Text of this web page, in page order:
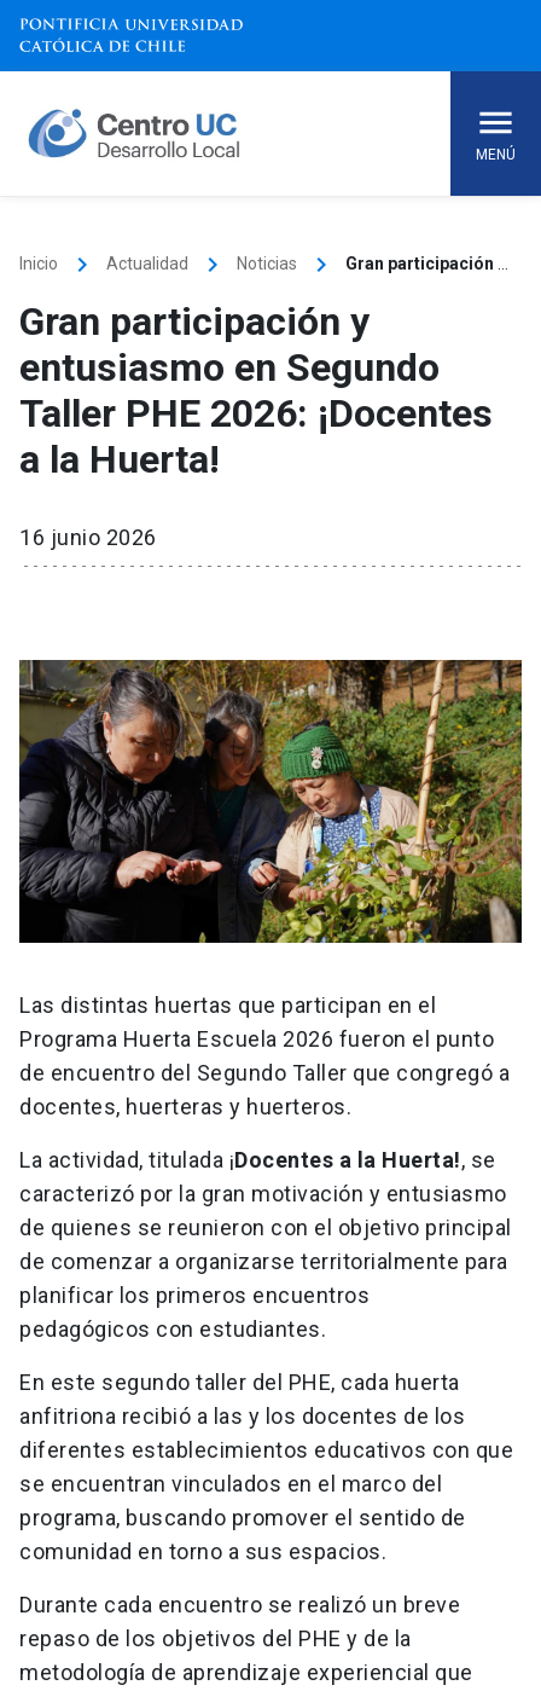
Skip
content
MENÚ
Inicio keyboard_arrow_right Actualidad keyboard_arrow_right Noticias keyboard_arrow_right
Gran participación y
entusiasmo en Segundo
Taller PHE 2026: ¡Docentes
a la Huerta!
16 junio 2026
Las distintas huertas que participan en el
Programa Huerta Escuela 2026 fueron el punto
de encuentro del Segundo Taller que congregó a
docentes, huerteras y huerteros.
La actividad, titulada ¡Docentes a la Huerta!, se
caracterizó por la gran motivación y entusiasmo
de quienes se reunieron con el objetivo principal
de comenzar a organizarse territorialmente para
planificar los primeros encuentros
pedagógicos con estudiantes.
En este segundo taller del PHE, cada huerta
anfitriona recibió a las y los docentes de los
diferentes establecimientos educativos con que
se encuentran vinculados en el marco del
programa, buscando promover el sentido de
comunidad en torno a sus espacios.
Durante cada encuentro se realizó un breve
repaso de los objetivos del PHE y de la
metodología de aprendizaje experiencial que